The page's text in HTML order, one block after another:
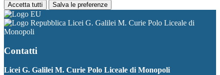
Accetta tutti Salva le preferenze
Licei G. Galilei M. Curie Polo Liceale di
Monopoli
Contatti
Licei G. Galilei M. Curie Polo Liceale di Monopoli